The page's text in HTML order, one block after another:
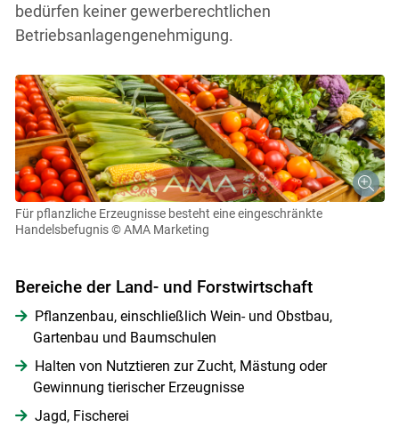
bedürfen keiner gewerberechtlichen
Betriebsanlagengenehmigung.
Für pflanzliche Erzeugnisse besteht eine eingeschränkte
Handelsbefugnis © AMA Marketing
Bereiche der Land- und Forstwirtschaft
Pflanzenbau, einschließlich Wein- und Obstbau,
Gartenbau und Baumschulen
Halten von Nutztieren zur Zucht, Mästung oder
Gewinnung tierischer Erzeugnisse
Jagd, Fischerei